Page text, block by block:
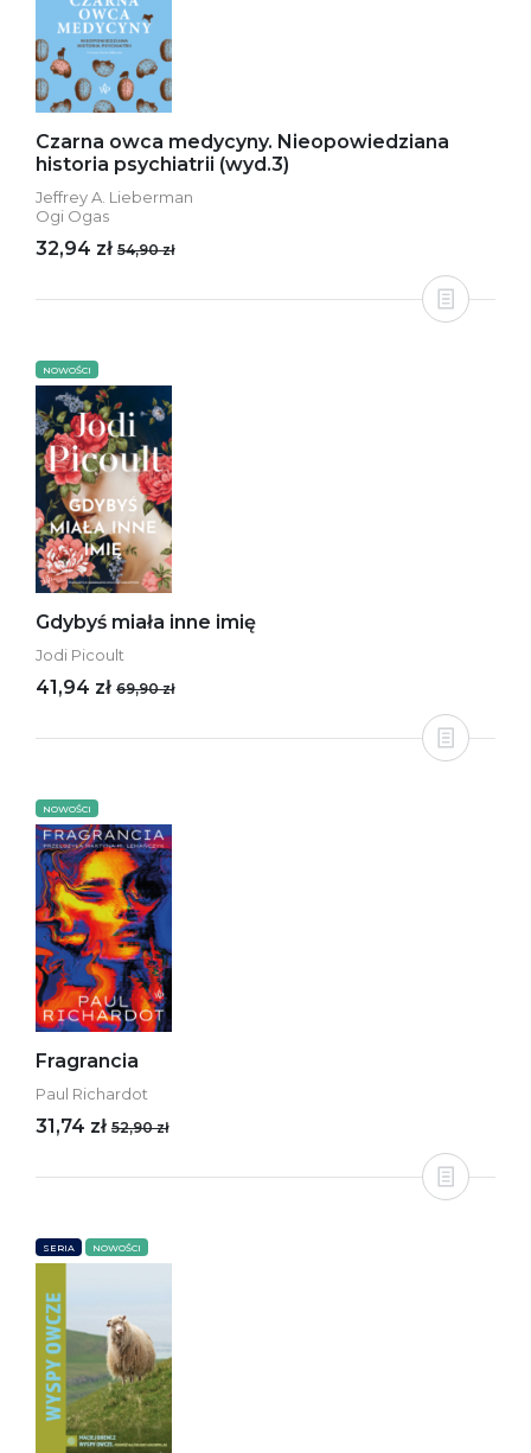
Czarna owca medycyny. Nieopowiedziana
historia psychiatrii (wyd.3)
Jeffrey A. Lieberman
Ogi Ogas
32,94 zł 54,90 zł
NOWOŚCI
Gdybyś miała inne imię
Jodi Picoult
41,94 zł 69,90 zł
NOWOŚCI
Fragrancia
Paul Richardot
31,74 zł 52,90 zł
SERIA NOWOŚCI